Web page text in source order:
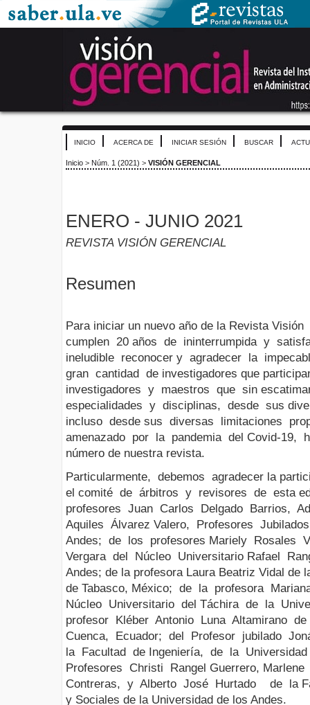
INICIO ACERCA DE INICIAR SESIÓN BUSCAR
Inicio > Núm. 1 (2021) > VISIÓN GERENCIAL
ENERO - JUNIO 2021
REVISTA VISIÓN GERENCIAL
Resumen
Para iniciar un nuevo año de la Revista
cumplen 20 años de ininterrumpida y
ineludible reconocer y agradecer la
gran cantidad de investigadores que
investigadores y maestros que sin
especialidades y disciplinas, desde sus
incluso desde sus diversas limitaciones
amenazado por la pandemia del Covid-19,
número de nuestra revista.
Particularmente, debemos agradecer la
el comité de árbitros y revisores de esta
profesores Juan Carlos Delgado Barrios,
Aquiles Álvarez Valero, Profesores
Andes; de los profesores Mariely Rosales
Vergara del Núcleo Universitario Rafael
Andes; de la profesora Laura Beatriz Vidal de
de Tabasco, México; de la profesora
Núcleo Universitario del Táchira de la
profesor Kléber Antonio Luna Altamirano
Cuenca, Ecuador; del Profesor jubilado
la Facultad de Ingeniería, de la
Profesores Christi Rangel Guerrero,
Contreras, y Alberto José Hurtado de la
y Sociales de la Universidad de los Andes.